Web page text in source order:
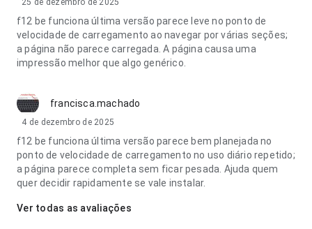
25 de dezembro de 2025
f12 be funciona última versão parece leve no ponto de
velocidade de carregamento ao navegar por várias seções;
a página não parece carregada. A página causa uma
impressão melhor que algo genérico.
francisca.machado
4 de dezembro de 2025
f12 be funciona última versão parece bem planejada no
ponto de velocidade de carregamento no uso diário repetido;
a página parece completa sem ficar pesada. Ajuda quem
quer decidir rapidamente se vale instalar.
Ver todas as avaliações